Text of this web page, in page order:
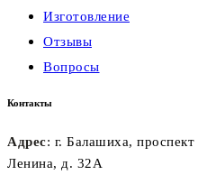
Изготовление
Отзывы
Вопросы
Контакты
Адрес: г. Балашиха, проспект
Ленина, д. 32А